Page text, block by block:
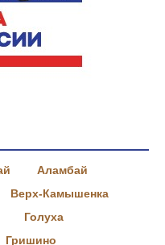
Аламбай
Верх-Камышенка
Голуха
Гришино